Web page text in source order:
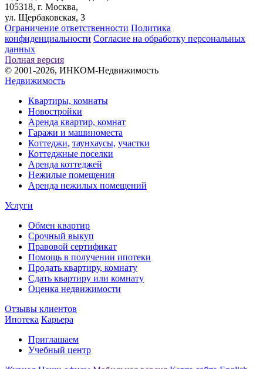
105318, г. Москва,
ул. Щербаковская, 3
Ограничение ответственности Политика
конфиденциальности Согласие на обработку персональных
данных
Полная версия
© 2001-2026, ИНКОМ-Недвижимость
Недвижимость
Квартиры, комнаты
Новостройки
Аренда квартир, комнат
Гаражи и машиноместа
Коттеджи, таунхаусы, участки
Коттеджные поселки
Аренда коттеджей
Нежилые помещения
Аренда нежилых помещений
Услуги
Обмен квартир
Срочный выкуп
Правовой сертификат
Помощь в получении ипотеки
Продать квартиру, комнату
Сдать квартиру или комнату
Оценка недвижимости
Отзывы клиентов
Ипотека Карьера
Приглашаем
Учебный центр